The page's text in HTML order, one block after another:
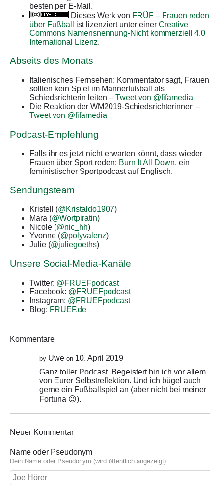
besten per E-Mail.
Dieses Werk von FRÜF – Frauen reden
über Fußball
ist lizenziert unter einer Creative
Commons Namensnennung-Nicht kommerziell 4.0
International Lizenz.
Abseits des Monats
Italienisches Fernsehen: Kommentator sagt, Frauen
sollten kein Spiel im Männerfußball als
Schiedsrichterin leiten – Tweet von @fifamedia
Die Reaktion der WM2019-Schiedsrichterinnen –
Tweet von @fifamedia
Podcast-Empfehlung
Falls ihr es jetzt nicht erwarten könnt, dass wieder
Frauen über Sport reden: Burn It All Down, ein
feministischer Sportpodcast auf Englisch.
Sendungsteam
Kristell (@Kristaldo1907)
Mara (@Wortpiratin)
Nicole (@nic_hh)
Yvonne (@polyvalenz)
Julie (@juliegoeths)
Unsere Social-Media-Kanäle
Twitter: @FRUEFpodcast
Facebook: @FRUEFpodcast
Instagram: @FRUEFpodcast
Blog: FRUEF.de
Kommentare
by Uwe on 10. April 2019
Ganz toller Podcast. Begeistert bin ich vor allem
von Eurer Selbstreflektion. Und ich bügel auch
gerne ein Fußballspiel an (aber nicht bei meiner
Fortuna 😉).
Neuer Kommentar
Name oder Pseudonym
Dein Name oder Pseudonym (wird öffentlich angezeigt)